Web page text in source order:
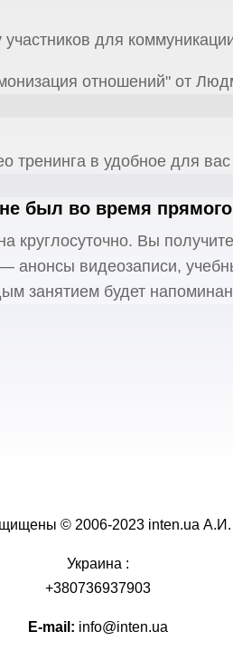
участников для
отношений" от
тренинга в удобное для
был во время
круглосуточно. Вы
анонсы видеозаписи,
занятием будет
© 2006-2023 inten.ua
Украина :
+380736937903
E-mail: info@inten.ua